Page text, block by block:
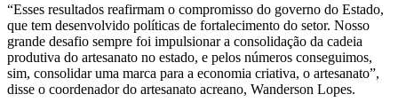
“Esses resultados reafirmam o compromisso do governo do Estado,
que tem desenvolvido políticas de fortalecimento do setor. Nosso
grande desafio sempre foi impulsionar a consolidação da cadeia
produtiva do artesanato no estado, e pelos números conseguimos,
sim, consolidar uma marca para a economia criativa, o artesanato”,
disse o coordenador do artesanato acreano, Wanderson Lopes.